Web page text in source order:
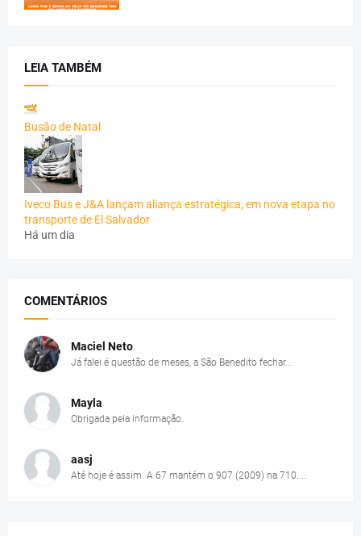
LEIA TAMBÉM
Busão de Natal
Iveco Bus e J&A lançam aliança estratégica, em nova etapa no
transporte de El Salvador
Há um dia
COMENTÁRIOS
Maciel Neto
Já falei é questão de meses, a São Benedito fechar...
Mayla
Obrigada pela informação.
aasj
Até hoje é assim. A 67 mantém o 907 (2009) na 710....